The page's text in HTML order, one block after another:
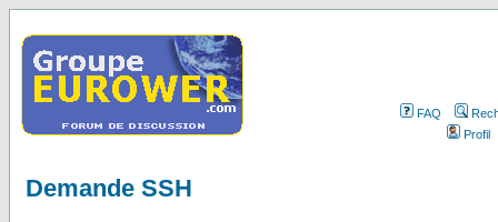
FAQ
Profil
Demande SSH